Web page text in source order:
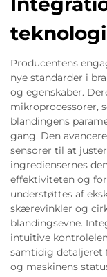
teknologi
Producentens
nye standarder i
og egenskaber.
mikroprocessorer,
blandingens
gang. Den
sensorer til at
ingrediensernes
effektiviteten og
understøttes af
skærevinkler og
blandingsevne.
intuitive
samtidig detaljeret
og maskinens